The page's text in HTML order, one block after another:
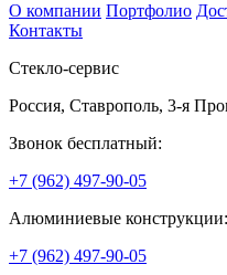
О компании Портфолио
Контакты
Стекло-сервис
Россия, Ставрополь, 3-я
Звонок бесплатный:
+7 (962) 497-90-05
Алюминиевые конструкции:
+7 (962) 497-90-05